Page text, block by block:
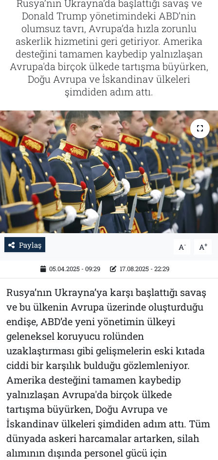
Rusya’nın Ukrayna’da başlattığı savaş ve
Donald Trump yönetimindeki ABD’nin
olumsuz tavrı, Avrupa’da hızla zorunlu
askerlik hizmetini geri getiriyor. Amerika
desteğini tamamen kaybedip yalnızlaşan
Avrupa'da birçok ülkede tartışma büyürken,
Doğu Avrupa ve İskandinav ülkeleri
şimdiden adım attı.
Paylaş A- A+
05.04.2025 - 09:29 17.08.2025 - 22:29
Rusya’nın Ukrayna’ya karşı başlattığı savaş
ve bu ülkenin Avrupa üzerinde oluşturduğu
endişe, ABD’de yeni yönetimin ülkeyi
geleneksel koruyucu rolünden
uzaklaştırması gibi gelişmelerin eski kıtada
ciddi bir karşılık bulduğu gözlemleniyor.
Amerika desteğini tamamen kaybedip
yalnızlaşan Avrupa'da birçok ülkede
tartışma büyürken, Doğu Avrupa ve
İskandinav ülkeleri şimdiden adım attı. Tüm
dünyada askeri harcamalar artarken, silah
alımının dışında personel gücü için
Tarih
İletişim
Künye